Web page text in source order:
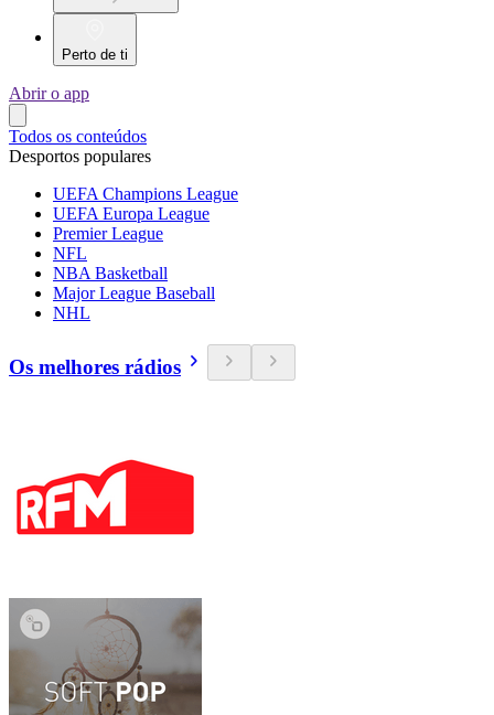
Perto de ti
Abrir o app
Todos os conteúdos
Desportos populares
UEFA Champions League
UEFA Europa League
Premier League
NFL
NBA Basketball
Major League Baseball
NHL
Os melhores rádios